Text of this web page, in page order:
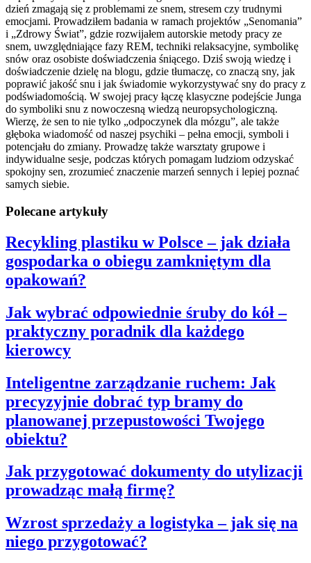
dzień zmagają się z problemami ze snem, stresem czy trudnymi
emocjami. Prowadziłem badania w ramach projektów „Senomania”
i „Zdrowy Świat”, gdzie rozwijałem autorskie metody pracy ze
snem, uwzględniające fazy REM, techniki relaksacyjne, symbolikę
snów oraz osobiste doświadczenia śniącego. Dziś swoją wiedzę i
doświadczenie dzielę na blogu, gdzie tłumaczę, co znaczą sny, jak
poprawić jakość snu i jak świadomie wykorzystywać sny do pracy z
podświadomością. W swojej pracy łączę klasyczne podejście Junga
do symboliki snu z nowoczesną wiedzą neuropsychologiczną.
Wierzę, że sen to nie tylko „odpoczynek dla mózgu”, ale także
głęboka wiadomość od naszej psychiki – pełna emocji, symboli i
potencjału do zmiany. Prowadzę także warsztaty grupowe i
indywidualne sesje, podczas których pomagam ludziom odzyskać
spokojny sen, zrozumieć znaczenie marzeń sennych i lepiej poznać
samych siebie.
Polecane artykuły
Recykling plastiku w Polsce – jak działa
gospodarka o obiegu zamkniętym dla
opakowań?
Jak wybrać odpowiednie śruby do kół –
praktyczny poradnik dla każdego
kierowcy
Inteligentne zarządzanie ruchem: Jak
precyzyjnie dobrać typ bramy do
planowanej przepustowości Twojego
obiektu?
Jak przygotować dokumenty do utylizacji
prowadząc małą firmę?
Wzrost sprzedaży a logistyka – jak się na
niego przygotować?